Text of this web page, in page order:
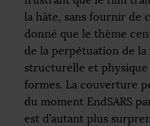
la hâte, sans fournir de
donné que le thème
de la perpétuation de la
structurelle et physique
formes. La couverture
du moment EndSARS
est d’autant plus